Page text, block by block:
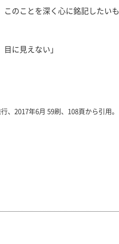
のことを深く心に銘記したいも
に見えない」
、2017年6月 59刷、108頁から引用。